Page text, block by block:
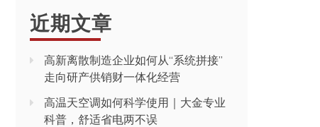
近期文章
高新离散制造企业如何从“系统拼接”
走向研产供销财一体化经营
高温天空调如何科学使用｜大金专业
科普，舒适省电两不误